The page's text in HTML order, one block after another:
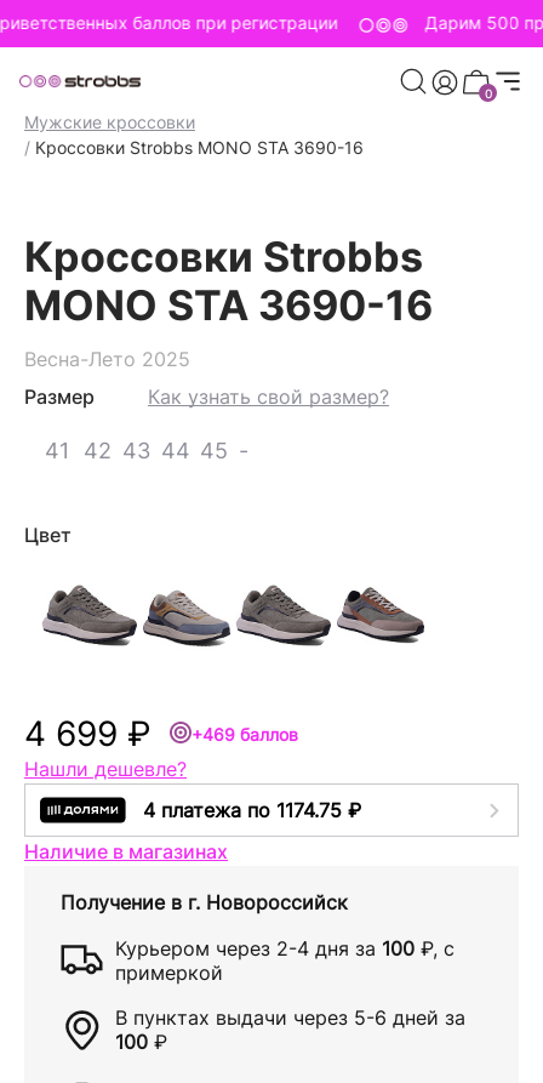
баллов при регистрации Дарим 500
0
Мужская обувь/
Мужские кроссовки
/ Кроссовки Strobbs MONO STA 3690-16
Кроссовки Strobbs
MONO STA 3690-16
Весна-Лето 2025
Размер
Как узнать свой размер?
41 42 43 44 45 -
Цвет
4 699 ₽ +469 баллов
Нашли дешевле?
4 платежа по 1174.75 ₽
Наличие в магазинах
Получение в г. Новороссийск
Курьером через 2-4 дня за 100 ₽, с
примеркой
В пунктах выдачи через 5-6 дней за
100 ₽